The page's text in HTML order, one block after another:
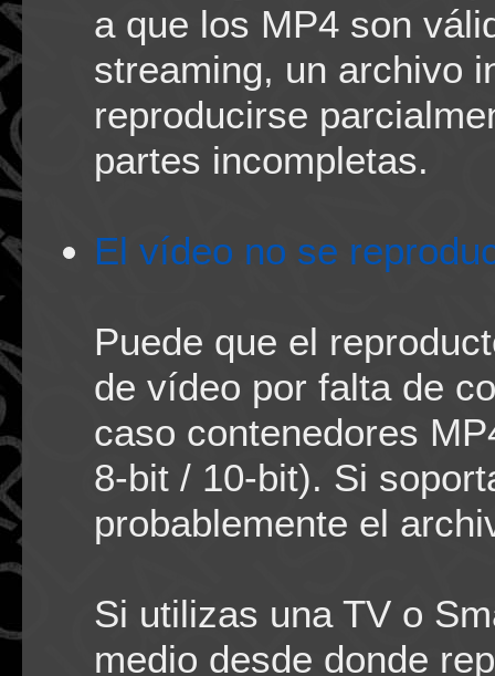
a que los MP4 son
streaming, un archivo
reproducirse
partes incompletas.
El vídeo no se
Puede que el
de vídeo por falta de
caso contenedores
8-bit / 10-bit). Si
probablemente el
Si utilizas una TV o
medio desde donde